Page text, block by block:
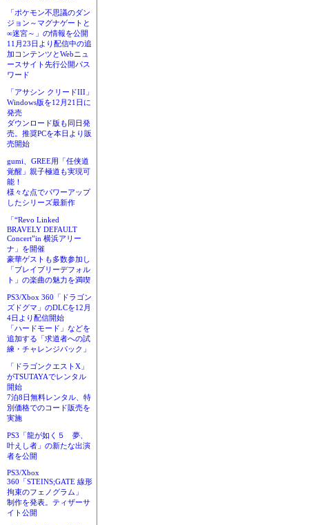
「ポケモン不思議のダン
ジョン～マグナゲートと
∞迷宮～」の情報を公開
11月23日より配信中の追
加コンテンツとWebニュ
ースサイト先行公開パス
ワード
「アサシン クリードIII」
Windows版を12月21日に
発売
ダウンロード版も同日発
売。推奨PCを本日より販
売開始
gumi、GREE用「任侠道
覚醒」親子極道も実現可
能！
様々な点でパワーアップ
したシリーズ最新作
「“Revo Linked
BRAVELY DEFAULT
Concert”in 横浜アリー
ナ」を開催
豪華ゲストも多数参加し
「ブレイブリーデフォル
ト」の楽曲の魅力を満喫
PS3/Xbox 360「ドラゴン
ズドグマ」のDLCを12月
4日より配信開始
「ハードモード」などを
追加する「求道者への試
練・チャレンジパック」
「ドラゴンクエストX」
がTSUTAYAでレンタル
開始
7泊8日無料レンタル、特
別価格でのコード販売を
実施
PS3「龍が如く５ 夢、
叶えし者」の新たな出演
者を公開
PS3/Xbox
360「STEINS;GATE 線形
拘束のフェノグラム」
制作を発表。ティザーサ
イト公開